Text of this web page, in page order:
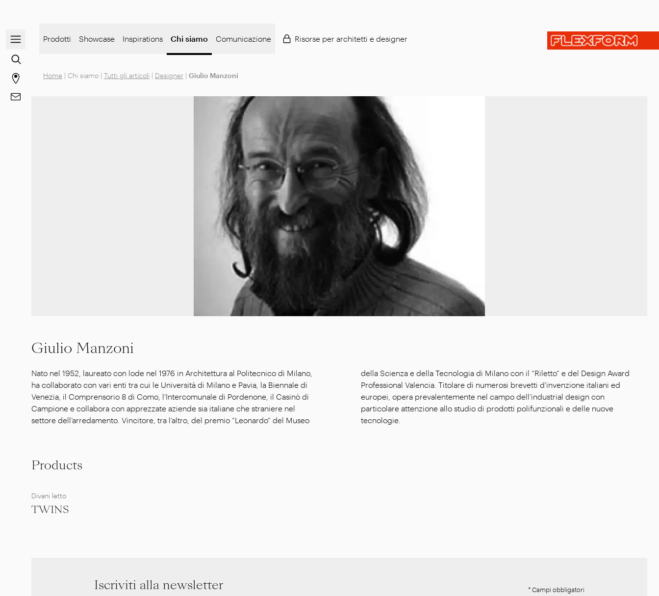
Apri/chiudi il menu di navigazione
Vai alla ricerca dei contenuti
Vai alla pagina degli stores
Vai a Contatti
Prodotti Showcase Inspirations Chi siamo Comunicazione Risorse per architetti e designer
Home | Chi siamo | Tutti gli articoli | Designer | Giulio Manzoni
Giulio Manzoni
Nato nel 1952, laureato con lode nel 1976 in Architettura al Politecnico di Milano,
ha collaborato con vari enti tra cui le Università di Milano e Pavia, la Biennale di
Venezia, il Comprensorio 8 di Como, l’Intercomunale di Pordenone, il Casinò di
Campione e collabora con apprezzate aziende sia italiane che straniere nel
settore dell’arredamento. Vincitore, tra l’altro, del premio “Leonardo” del Museo
della Scienza e della Tecnologia di Milano con il “Riletto” e del Design Award
Professional Valencia. Titolare di numerosi brevetti d’invenzione italiani ed
europei, opera prevalentemente nel campo dell’industrial design con
particolare attenzione allo studio di prodotti polifunzionali e delle nuove
tecnologie.
Products
Divani letto
TWINS
Iscriviti alla newsletter * Campi obbligatori